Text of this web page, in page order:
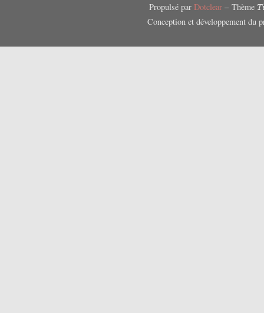
Propulsé par Dotclear – Thème
Conception et développement du